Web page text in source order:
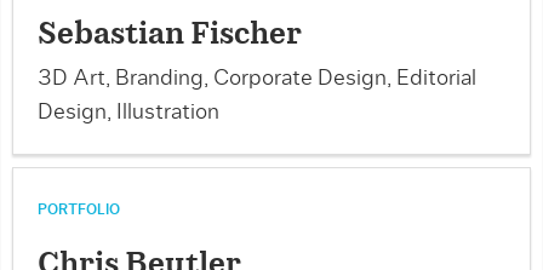
Sebastian Fischer
3D Art, Branding, Corporate Design, Editorial
Design, Illustration
PORTFOLIO